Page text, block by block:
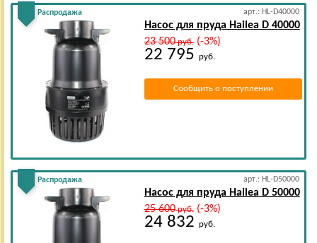
Распродажа арт.: HL-D40000
Насос для пруда Hailea D 40000
23 500руб.(-3%)
22 795 руб.
Сообщить о поступлении
Распродажа арт.: HL-D50000
Насос для пруда Hailea D 50000
25 600руб.(-3%)
24 832 руб.